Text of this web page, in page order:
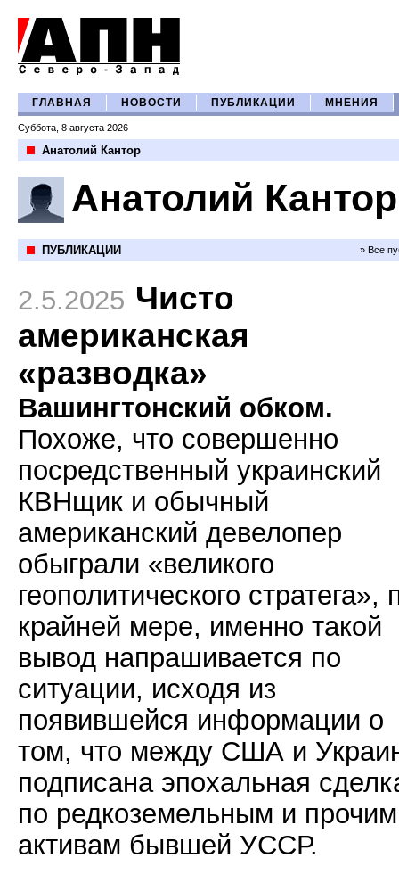
ГЛАВНАЯ НОВОСТИ ПУБЛИКАЦИИ МНЕНИЯ
Суббота, 8 августа 2026
Анатолий Кантор
Анатолий Кантор
ПУБЛИКАЦИИ » Все
2.5.2025 Чисто
американская
«разводка»
Вашингтонский обком.
Похоже, что совершенно
посредственный украинский
КВНщик и обычный
американский девелопер
обыграли «великого
геополитического стратега»,
крайней мере, именно такой
вывод напрашивается по
ситуации, исходя из
появившейся информации о
том, что между США и
подписана эпохальная
по редкоземельным и прочим
активам бывшей УССР.